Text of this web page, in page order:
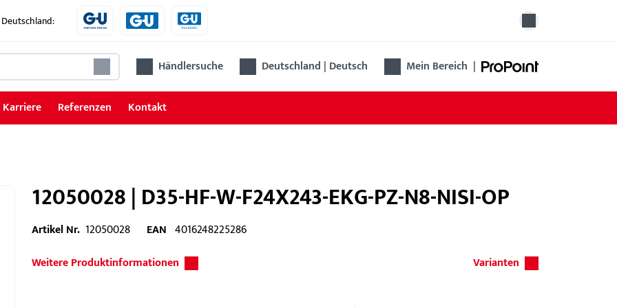
Händlersuche Deutschland | Deutsch Mein Bereich |
Karriere Referenzen Kontakt
12050028 | D35-HF-W-F24X243-EKG-PZ-N8-NISI-OP
Artikel Nr. 12050028 EAN 4016248225286
Weitere Produktinformationen
Varianten